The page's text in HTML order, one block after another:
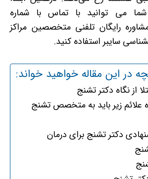
می توانید با تماس با شماره
رایگان تلفنی متخصصین مراکز
سایبر استفاده کنید.
در این مقاله خواهید خواند:
از نگاه دکتر تشنج
زیر باید به متخصص تشنج
دکتر تشنج برای درمان